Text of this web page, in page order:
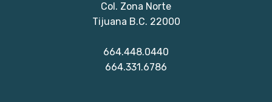
Col. Zona Norte
Tijuana B.C. 22000
664.448.0440
664.331.6786